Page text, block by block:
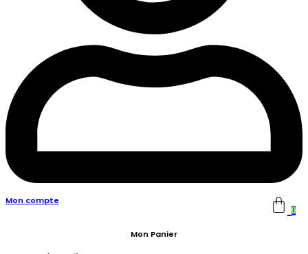
Mon compte
0
Mon Panier